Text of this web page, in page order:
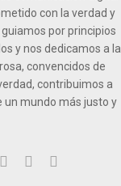
con la verdad y
guiamos por principios
y nos dedicamos a la
convencidos de
contribuimos a
un mundo más justo y